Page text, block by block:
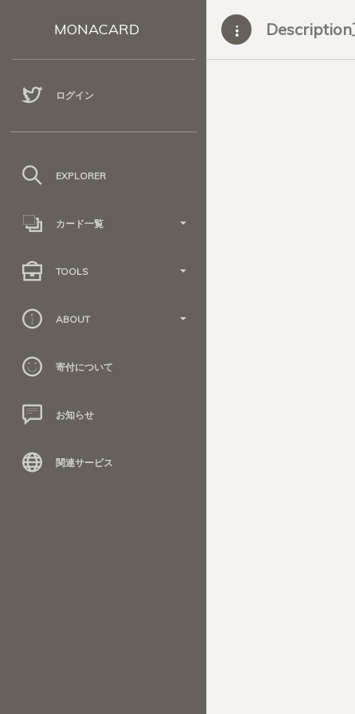
MONACARD
ログイン
EXPLORER
カード一覧
TOOLS
ABOUT
寄付について
お知らせ
関連サービス